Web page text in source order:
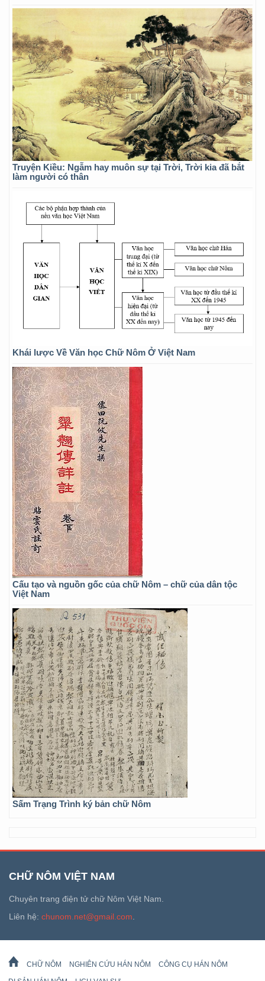
Truyện Kiều: Ngẫm hay muôn sự tại Trời, Trời kia đã bắt
làm người có thân
Khái lược Về Văn học Chữ Nôm Ở Việt Nam
Cấu tạo và nguồn gốc của chữ Nôm – chữ của dân tộc
Việt Nam
Sấm Trạng Trình ký bản chữ Nôm
CHỮ NÔM VIỆT NAM
Chuyên trang điện tử chữ Nôm Việt Nam.
Liên hệ: chunom.net@gmail.com
CHỮ NÔM NGHIÊN CỨU HÁN NÔM CÔNG CỤ HÁN NÔM